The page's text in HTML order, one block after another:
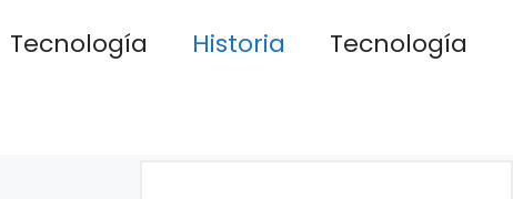
Tecnología Historia
Tecnología